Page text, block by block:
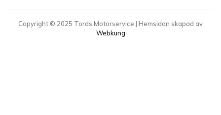
Copyright © 2025 Tords Motorservice | Hemsidan skapad av
Webkung